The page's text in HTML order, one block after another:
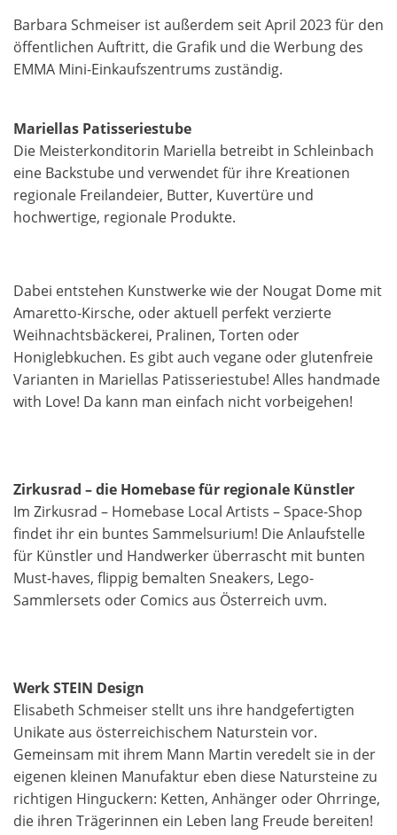
Barbara Schmeiser ist außerdem seit April 2023 für den
öffentlichen Auftritt, die Grafik und die Werbung des
EMMA Mini-Einkaufszentrums zuständig.
Mariellas Patisseriestube
Die Meisterkonditorin Mariella betreibt in Schleinbach
eine Backstube und verwendet für ihre Kreationen
regionale Freilandeier, Butter, Kuvertüre und
hochwertige, regionale Produkte.
Dabei entstehen Kunstwerke wie der Nougat Dome mit
Amaretto-Kirsche, oder aktuell perfekt verzierte
Weihnachtsbäckerei, Pralinen, Torten oder
Honiglebkuchen. Es gibt auch vegane oder glutenfreie
Varianten in Mariellas Patisseriestube! Alles handmade
with Love! Da kann man einfach nicht vorbeigehen!
Zirkusrad – die Homebase für regionale Künstler
Im Zirkusrad – Homebase Local Artists – Space-Shop
findet ihr ein buntes Sammelsurium! Die Anlaufstelle
für Künstler und Handwerker überrascht mit bunten
Must-haves, flippig bemalten Sneakers, Lego-
Sammlersets oder Comics aus Österreich uvm.
Werk STEIN Design
Elisabeth Schmeiser stellt uns ihre handgefertigten
Unikate aus österreichischem Naturstein vor.
Gemeinsam mit ihrem Mann Martin veredelt sie in der
eigenen kleinen Manufaktur eben diese Natursteine zu
richtigen Hinguckern: Ketten, Anhänger oder Ohrringe,
die ihren Trägerinnen ein Leben lang Freude bereiten!